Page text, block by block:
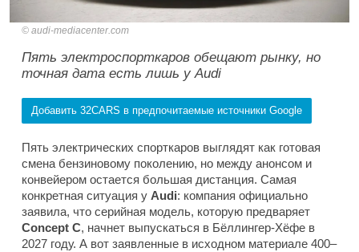
audi-mediacenter.com
Пять электроспорткаров обещают рынку, но
точная дата есть лишь у Audi
Добавить 32CARS в предпочитаемые источники Google
Пять электрических спорткаров выглядят как готовая
смена бензиновому поколению, но между анонсом и
конвейером остается большая дистанция. Самая
конкретная ситуация у Audi: компания официально
заявила, что серийная модель, которую предваряет
Concept C, начнет выпускаться в Бёллингер-Хёфе в
2027 году. А вот заявленные в исходном материале 400–